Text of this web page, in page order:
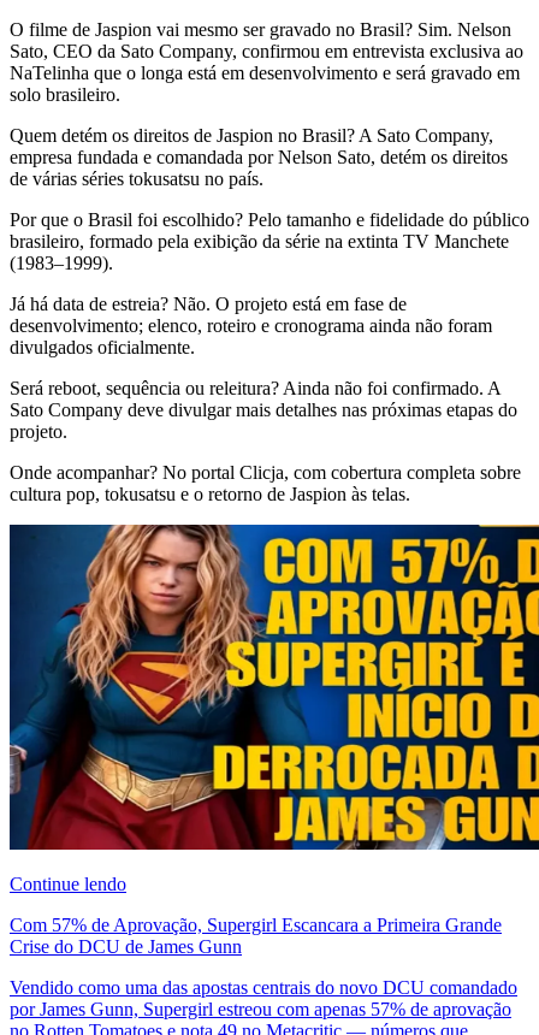
O filme de Jaspion vai mesmo ser gravado no Brasil? Sim. Nelson
Sato, CEO da Sato Company, confirmou em entrevista exclusiva ao
NaTelinha que o longa está em desenvolvimento e será gravado em
solo brasileiro.
Quem detém os direitos de Jaspion no Brasil? A Sato Company,
empresa fundada e comandada por Nelson Sato, detém os direitos
de várias séries tokusatsu no país.
Por que o Brasil foi escolhido? Pelo tamanho e fidelidade do público
brasileiro, formado pela exibição da série na extinta TV Manchete
(1983–1999).
Já há data de estreia? Não. O projeto está em fase de
desenvolvimento; elenco, roteiro e cronograma ainda não foram
divulgados oficialmente.
Será reboot, sequência ou releitura? Ainda não foi confirmado. A
Sato Company deve divulgar mais detalhes nas próximas etapas do
projeto.
Onde acompanhar? No portal Clicja, com cobertura completa sobre
cultura pop, tokusatsu e o retorno de Jaspion às telas.
Continue lendo
Com 57% de Aprovação, Supergirl Escancara a Primeira Grande
Crise do DCU de James Gunn
Vendido como uma das apostas centrais do novo DCU comandado
por James Gunn, Supergirl estreou com apenas 57% de aprovação
no Rotten Tomatoes e nota 49 no Metacritic — números que